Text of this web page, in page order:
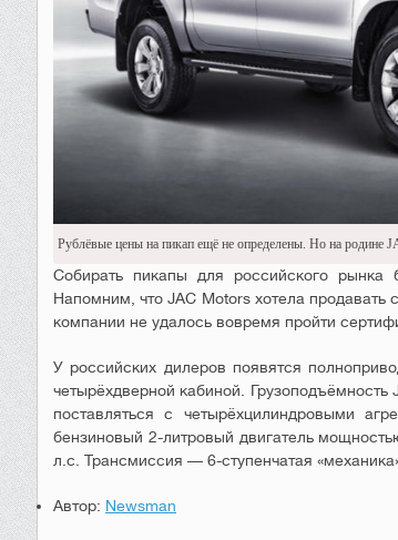
Рублёвые цены на пикап ещё не определены. Но на родине
Собирать пикапы для российского
Напомним, что JAC Motors хотела
компании не удалось вовремя пройти
У российских дилеров появятся
четырёхдверной кабиной. Грузоподъёмность
поставляться с четырёхцилиндровыми
бензиновый 2-литровый двигатель
л.с. Трансмиссия — 6-ступенчатая
Автор: Newsman